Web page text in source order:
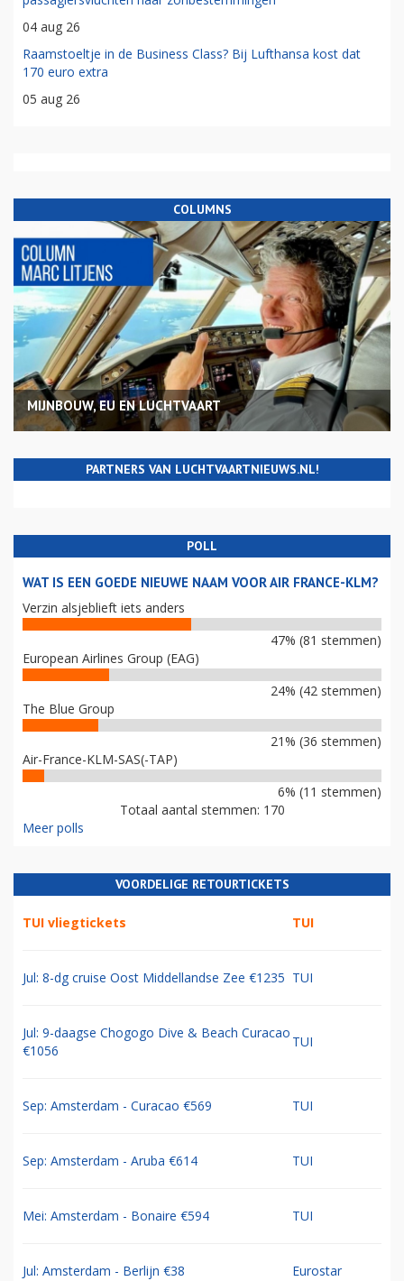
04 aug 26
Raamstoeltje in de Business Class? Bij Lufthansa kost dat
170 euro extra
05 aug 26
COLUMNS
MIJNBOUW, EU EN LUCHTVAART
PARTNERS VAN LUCHTVAARTNIEUWS.NL!
POLL
WAT IS EEN GOEDE NIEUWE NAAM VOOR AIR FRANCE-KLM?
Verzin alsjeblieft iets anders
47% (81 stemmen)
European Airlines Group (EAG)
24% (42 stemmen)
The Blue Group
21% (36 stemmen)
Air-France-KLM-SAS(-TAP)
6% (11 stemmen)
Totaal aantal stemmen: 170
Meer polls
VOORDELIGE RETOURTICKETS
TUI vliegtickets TUI
Jul: 8-dg cruise Oost Middellandse Zee €1235 TUI
Jul: 9-daagse Chogogo Dive & Beach Curacao
€1056
TUI
Sep: Amsterdam - Curacao €569 TUI
Sep: Amsterdam - Aruba €614 TUI
Mei: Amsterdam - Bonaire €594 TUI
Jul: Amsterdam - Berlijn €38 Eurostar